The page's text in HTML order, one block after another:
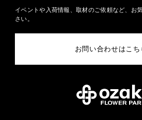
イベントや入荷情報、取材のご依頼など、お
さい。
お問い合わせはこち